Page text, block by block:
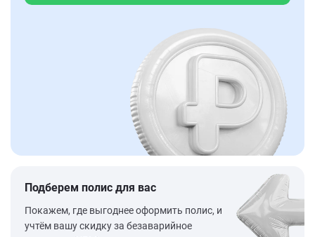
Подберем полис для вас
Покажем, где выгоднее оформить полис, и
учтём вашу скидку за безаварийное